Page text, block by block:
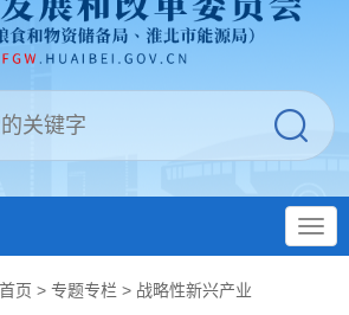
首页 > 专题专栏 > 战略性新兴产业